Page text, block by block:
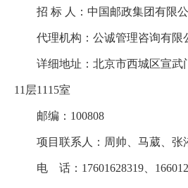
招 标 人：中国邮政集团有限
代理机构：公诚管理咨询有限
详细地址：北京市西城区宣武
11层1115室
邮编：100808
项目联系人：周帅、马葳、张
电 话：17601628319、